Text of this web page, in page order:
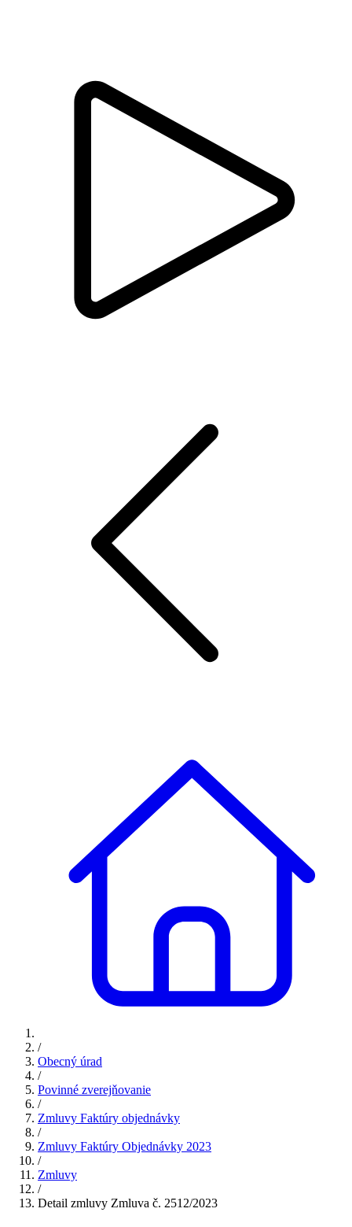
/
Obecný úrad
/
Povinné zverejňovanie
/
Zmluvy Faktúry objednávky
/
Zmluvy Faktúry Objednávky 2023
/
Zmluvy
/
Detail zmluvy Zmluva č. 2512/2023